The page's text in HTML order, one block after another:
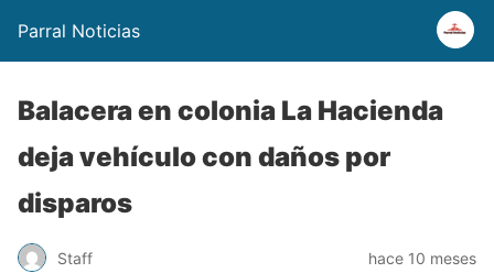
Parral Noticias
Balacera en colonia La Hacienda
deja vehículo con daños por
disparos
Staff hace 10 meses